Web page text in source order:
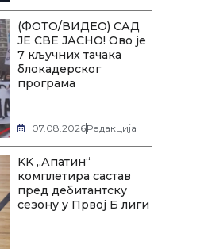
(ФОТО/ВИДЕО) САД
ЈЕ СВЕ ЈАСНО! Ово је
7 кључних тачака
блокадерског
програма
07.08.2026Редакција
KK „Апатин“
комплетира састав
пред дебитантску
сезону у Првој Б лиги